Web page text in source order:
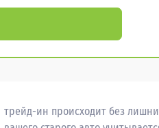
трейд-ин происходит без